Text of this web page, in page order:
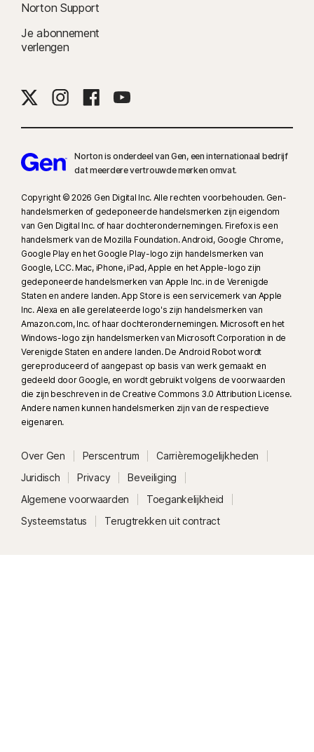
Norton Support
Je abonnement
verlengen
Norton is onderdeel van Gen, een internationaal bedrijf
dat meerdere vertrouwde merken omvat.
Copyright © 2026 Gen Digital Inc. Alle rechten voorbehouden. Gen-
handelsmerken of gedeponeerde handelsmerken zijn eigendom
van Gen Digital Inc. of haar dochterondernemingen. Firefox is een
handelsmerk van de Mozilla Foundation. Android, Google Chrome,
Google Play en het Google Play-logo zijn handelsmerken van
Google, LCC. Mac, iPhone, iPad, Apple en het Apple-logo zijn
gedeponeerde handelsmerken van Apple Inc. in de Verenigde
Staten en andere landen. App Store is een servicemerk van Apple
Inc. Alexa en alle gerelateerde logo's zijn handelsmerken van
Amazon.com, Inc. of haar dochterondernemingen. Microsoft en het
Windows-logo zijn handelsmerken van Microsoft Corporation in de
Verenigde Staten en andere landen. De Android Robot wordt
gereproduceerd of aangepast op basis van werk gemaakt en
gedeeld door Google, en wordt gebruikt volgens de voorwaarden
die zijn beschreven in de Creative Commons 3.0 Attribution License.
Andere namen kunnen handelsmerken zijn van de respectieve
eigenaren.
Over Gen Perscentrum
Carrièremogelijkheden
Juridisch
Privacy
Beveiliging
Algemene voorwaarden
Toegankelijkheid
Systeemstatus
Terugtrekken uit contract